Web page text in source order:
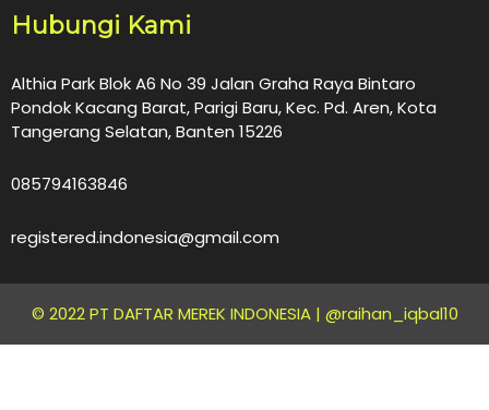
Hubungi Kami
Althia Park Blok A6 No 39 Jalan Graha Raya Bintaro
Pondok Kacang Barat, Parigi Baru, Kec. Pd. Aren, Kota
Tangerang Selatan, Banten 15226
085794163846
registered.indonesia@gmail.com
© 2022 PT DAFTAR MEREK INDONESIA | @raihan_iqbal10